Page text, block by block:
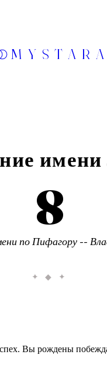
MYSTARA
имени
8
по Пифагору --
✦ ◆ ✦
Вы рождены